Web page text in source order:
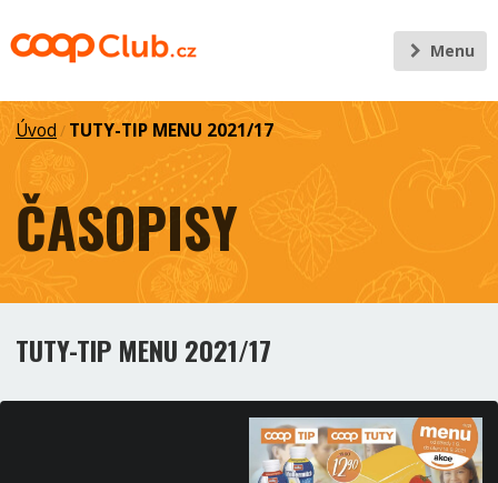
Menu
Úvod / TUTY-TIP MENU 2021/17
ČASOPISY
TUTY-TIP MENU 2021/17